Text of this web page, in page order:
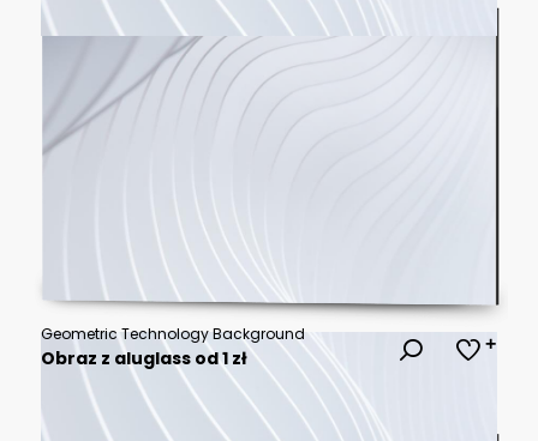
Geometric Technology Background
Obraz z aluglass od 1 zł